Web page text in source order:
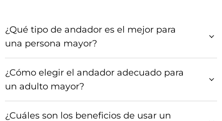
¿Qué tipo de andador es el mejor para
una persona mayor?
¿Cómo elegir el andador adecuado para
un adulto mayor?
¿Cuáles son los beneficios de usar un